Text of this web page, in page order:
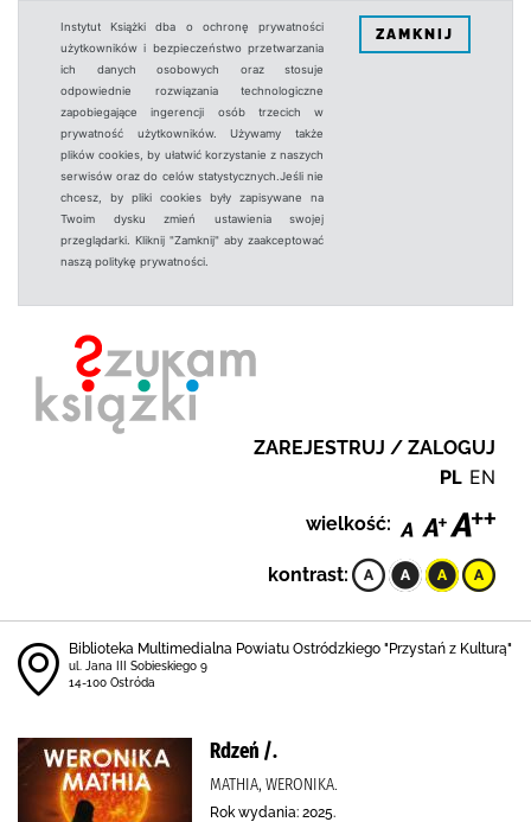
Instytut Książki dba o ochronę prywatności
użytkowników i bezpieczeństwo przetwarzania
ich danych osobowych oraz stosuje
odpowiednie rozwiązania technologiczne
zapobiegające ingerencji osób trzecich w
prywatność użytkowników. Używamy także
plików cookies, by ułatwić korzystanie z naszych
serwisów oraz do celów statystycznych.Jeśli nie
chcesz, by pliki cookies były zapisywane na
Twoim dysku zmień ustawienia swojej
przeglądarki. Kliknij "Zamknij" aby zaakceptować
naszą politykę prywatności.
ZAMKNIJ
ZAREJESTRUJ / ZALOGUJ
PL EN
wielkość:
kontrast:
Biblioteka Multimedialna Powiatu Ostródzkiego "Przystań z Kulturą"
ul. Jana III Sobieskiego 9
14-100 Ostróda
Rdzeń /.
MATHIA, WERONIKA.
Rok wydania: 2025.